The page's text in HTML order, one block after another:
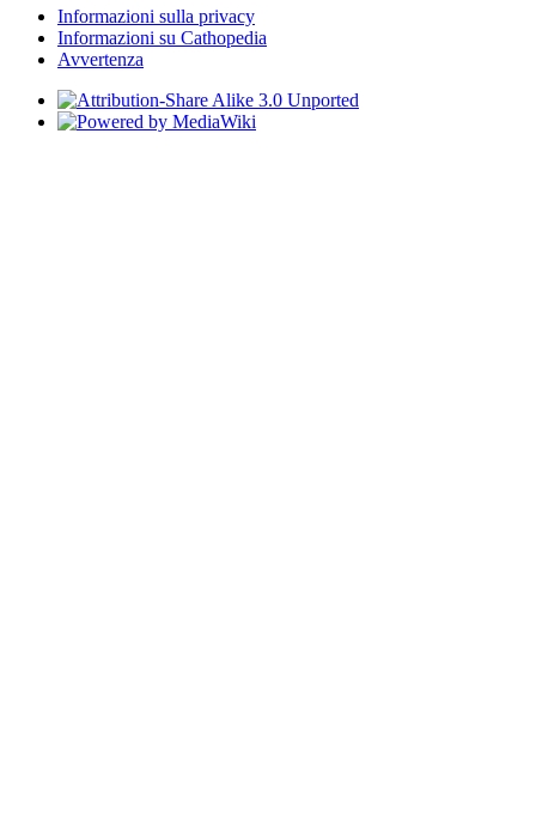
Informazioni sulla privacy
Informazioni su Cathopedia
Avvertenza